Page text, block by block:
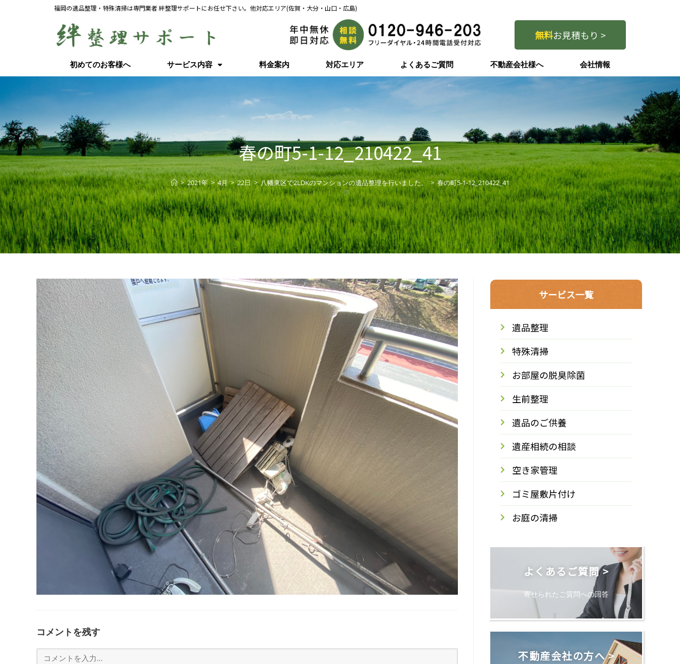
福岡の遺品整理・特殊清掃は専門業者 絆整理サポートにお任せ下さい。他対応エリア(佐賀・大分・山口・広島)
無料お見積もり >
初めてのお客様へ サービス内容 料金案内 対応エリア よくあるご質問 不動産会社様へ 会社情報
春の町5-1-12_210422_41
> 2021年 > 4月 > 22日 > 八幡東区で2LDKのマンションの遺品整理を行いました。 > 春の町5-1-12_210422_41
コメントを残す
サービス一覧
遺品整理
特殊清掃
お部屋の脱臭除菌
生前整理
遺品のご供養
遺産相続の相談
空き家管理
ゴミ屋敷片付け
お庭の清掃
よくあるご質問 >
寄せられたご質問への回答
不動産会社の方へ >